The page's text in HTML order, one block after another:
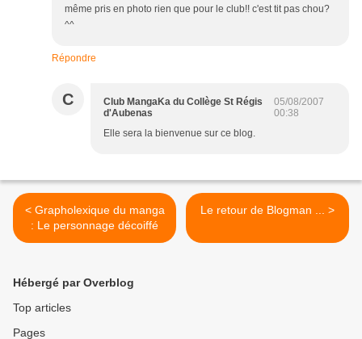
même pris en photo rien que pour le club!! c'est tit pas chou?
^^
Répondre
C
Club MangaKa du Collège St Régis
d'Aubenas
05/08/2007
00:38
Elle sera la bienvenue sur ce blog.
< Grapholexique du manga
: Le personnage décoiffé
Le retour de Blogman ... >
Hébergé par Overblog
Top articles
Pages